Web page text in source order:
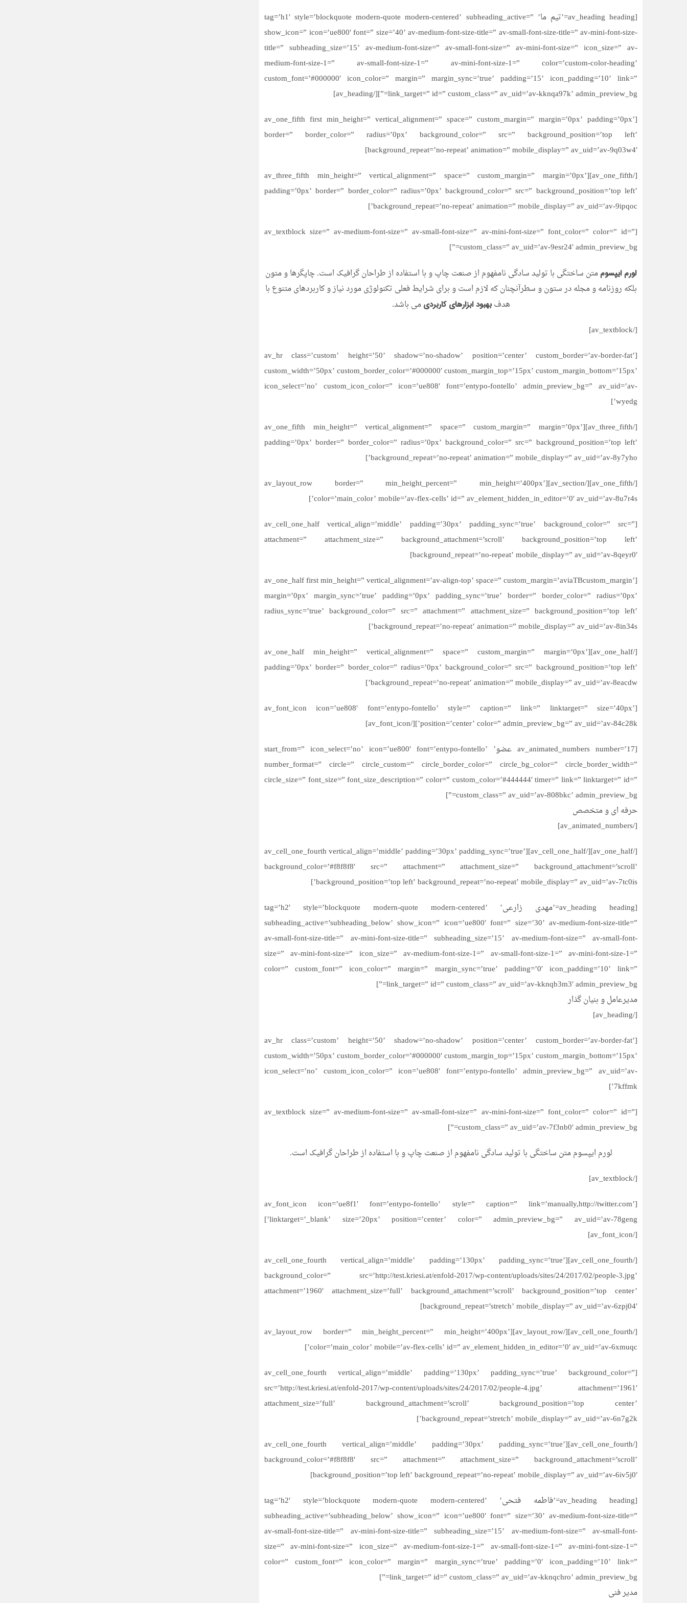
[av_heading heading=’تیم ما’ tag=’h1′ style=’blockquote modern-quote modern-centered’ subheading_active=”
show_icon=” icon=’ue800′ font=” size=’40’ av-medium-font-size-title=” av-small-font-size-title=” av-mini-font-size-
title=” subheading_size=’15’ av-medium-font-size=” av-small-font-size=” av-mini-font-size=” icon_size=” av-
medium-font-size-1=” av-small-font-size-1=” av-mini-font-size-1=” color=’custom-color-heading’
custom_font=’#000000′ icon_color=” margin=” margin_sync=’true’ padding=’15’ icon_padding=’10’ link=”
link_target=” id=” custom_class=” av_uid=’av-kknqa97k’ admin_preview_bg=”][/av_heading]
[av_one_fifth first min_height=” vertical_alignment=” space=” custom_margin=” margin=’0px’ padding=’0px’
border=” border_color=” radius=’0px’ background_color=” src=” background_position=’top left’
background_repeat=’no-repeat’ animation=” mobile_display=” av_uid=’av-9q03w4′]
[/av_one_fifth][av_three_fifth min_height=” vertical_alignment=” space=” custom_margin=” margin=’0px’
padding=’0px’ border=” border_color=” radius=’0px’ background_color=” src=” background_position=’top left’
background_repeat=’no-repeat’ animation=” mobile_display=” av_uid=’av-9ipqoc’]
[av_textblock size=” av-medium-font-size=” av-small-font-size=” av-mini-font-size=” font_color=” color=” id=”
custom_class=” av_uid=’av-9esr24′ admin_preview_bg=”]
لورم ایپسوم متن ساختگی با تولید سادگی نامفهوم از صنعت چاپ و با استفاده از طراحان گرافیک است. چاپگرها و متون
بلکه روزنامه و مجله در ستون و سطرآنچنان که لازم است و برای شرایط فعلی تکنولوژی مورد نیاز و کاربردهای متنوع با
هدفبهبود ابزارهای کاربردی می باشد.
[/av_textblock]
[av_hr class=’custom’ height=’50’ shadow=’no-shadow’ position=’center’ custom_border=’av-border-fat’
custom_width=’50px’ custom_border_color=’#000000′ custom_margin_top=’15px’ custom_margin_bottom=’15px’
icon_select=’no’ custom_icon_color=” icon=’ue808′ font=’entypo-fontello’ admin_preview_bg=” av_uid=’av-
wyedg’]
[/av_three_fifth][av_one_fifth min_height=” vertical_alignment=” space=” custom_margin=” margin=’0px’
padding=’0px’ border=” border_color=” radius=’0px’ background_color=” src=” background_position=’top left’
background_repeat=’no-repeat’ animation=” mobile_display=” av_uid=’av-8y7yho’]
[/av_one_fifth][/av_section][av_layout_row border=” min_height_percent=” min_height=’400px’
color=’main_color’ mobile=’av-flex-cells’ id=” av_element_hidden_in_editor=’0′ av_uid=’av-8u7r4s’]
[av_cell_one_half vertical_align=’middle’ padding=’30px’ padding_sync=’true’ background_color=” src=”
attachment=” attachment_size=” background_attachment=’scroll’ background_position=’top left’
background_repeat=’no-repeat’ mobile_display=” av_uid=’av-8qeyr0′]
[av_one_half first min_height=” vertical_alignment=’av-align-top’ space=” custom_margin=’aviaTBcustom_margin’
margin=’0px’ margin_sync=’true’ padding=’0px’ padding_sync=’true’ border=” border_color=” radius=’0px’
radius_sync=’true’ background_color=” src=” attachment=” attachment_size=” background_position=’top left’
background_repeat=’no-repeat’ animation=” mobile_display=” av_uid=’av-8in34s’]
[/av_one_half][av_one_half min_height=” vertical_alignment=” space=” custom_margin=” margin=’0px’
padding=’0px’ border=” border_color=” radius=’0px’ background_color=” src=” background_position=’top left’
background_repeat=’no-repeat’ animation=” mobile_display=” av_uid=’av-8eacdw’]
[av_font_icon icon=’ue808′ font=’entypo-fontello’ style=” caption=” link=” linktarget=” size=’40px’
position=’center’ color=” admin_preview_bg=” av_uid=’av-84c28k’][/av_font_icon]
[av_animated_numbers number=’17 عضو’ start_from=” icon_select=’no’ icon=’ue800′ font=’entypo-fontello’
number_format=” circle=” circle_custom=” circle_border_color=” circle_bg_color=” circle_border_width=”
circle_size=” font_size=” font_size_description=” color=” custom_color=’#444444′ timer=” link=” linktarget=” id=”
custom_class=” av_uid=’av-808bkc’ admin_preview_bg=”]
حرفه ای و متخصص
[/av_animated_numbers]
[/av_one_half][/av_cell_one_half][av_cell_one_fourth vertical_align=’middle’ padding=’30px’ padding_sync=’true’
background_color=’#f8f8f8′ src=” attachment=” attachment_size=” background_attachment=’scroll’
background_position=’top left’ background_repeat=’no-repeat’ mobile_display=” av_uid=’av-7tc0is’]
[av_heading heading=’مهدی زارعی’ tag=’h2′ style=’blockquote modern-quote modern-centered’
subheading_active=’subheading_below’ show_icon=” icon=’ue800′ font=” size=’30’ av-medium-font-size-title=”
av-small-font-size-title=” av-mini-font-size-title=” subheading_size=’15’ av-medium-font-size=” av-small-font-
size=” av-mini-font-size=” icon_size=” av-medium-font-size-1=” av-small-font-size-1=” av-mini-font-size-1=”
color=” custom_font=” icon_color=” margin=” margin_sync=’true’ padding=’0′ icon_padding=’10’ link=”
link_target=” id=” custom_class=” av_uid=’av-kknqb3m3′ admin_preview_bg=”]
مدیرعامل و بنیان گذار
[/av_heading]
[av_hr class=’custom’ height=’50’ shadow=’no-shadow’ position=’center’ custom_border=’av-border-fat’
custom_width=’50px’ custom_border_color=’#000000′ custom_margin_top=’15px’ custom_margin_bottom=’15px’
icon_select=’no’ custom_icon_color=” icon=’ue808′ font=’entypo-fontello’ admin_preview_bg=” av_uid=’av-
7kffmk’]
[av_textblock size=” av-medium-font-size=” av-small-font-size=” av-mini-font-size=” font_color=” color=” id=”
custom_class=” av_uid=’av-7f3nb0′ admin_preview_bg=”]
لورم ایپسوم متن ساختگی با تولید سادگی نامفهوم از صنعت چاپ و با استفاده از طراحان گرافیک است.
[/av_textblock]
[av_font_icon icon=’ue8f1′ font=’entypo-fontello’ style=” caption=” link=’manually,http://twitter.com’
linktarget=’_blank’ size=’20px’ position=’center’ color=” admin_preview_bg=” av_uid=’av-78geng’]
[/av_font_icon]
[/av_cell_one_fourth][av_cell_one_fourth vertical_align=’middle’ padding=’130px’ padding_sync=’true’
background_color=” src=’http://test.kriesi.at/enfold-2017/wp-content/uploads/sites/24/2017/02/people-3.jpg’
attachment=’1960′ attachment_size=’full’ background_attachment=’scroll’ background_position=’top center’
background_repeat=’stretch’ mobile_display=” av_uid=’av-6zpj04′]
[/av_cell_one_fourth][/av_layout_row][av_layout_row border=” min_height_percent=” min_height=’400px’
color=’main_color’ mobile=’av-flex-cells’ id=” av_element_hidden_in_editor=’0′ av_uid=’av-6xmuqc’]
[av_cell_one_fourth vertical_align=’middle’ padding=’130px’ padding_sync=’true’ background_color=”
src=’http://test.kriesi.at/enfold-2017/wp-content/uploads/sites/24/2017/02/people-4.jpg’ attachment=’1961′
attachment_size=’full’ background_attachment=’scroll’ background_position=’top center’
background_repeat=’stretch’ mobile_display=” av_uid=’av-6n7g2k’]
[/av_cell_one_fourth][av_cell_one_fourth vertical_align=’middle’ padding=’30px’ padding_sync=’true’
background_color=’#f8f8f8′ src=” attachment=” attachment_size=” background_attachment=’scroll’
background_position=’top left’ background_repeat=’no-repeat’ mobile_display=” av_uid=’av-6iv5j0′]
[av_heading heading=’فاطمه فتحی’ tag=’h2′ style=’blockquote modern-quote modern-centered’
subheading_active=’subheading_below’ show_icon=” icon=’ue800′ font=” size=’30’ av-medium-font-size-title=”
av-small-font-size-title=” av-mini-font-size-title=” subheading_size=’15’ av-medium-font-size=” av-small-font-
size=” av-mini-font-size=” icon_size=” av-medium-font-size-1=” av-small-font-size-1=” av-mini-font-size-1=”
color=” custom_font=” icon_color=” margin=” margin_sync=’true’ padding=’0′ icon_padding=’10’ link=”
link_target=” id=” custom_class=” av_uid=’av-kknqchro’ admin_preview_bg=”]
مدیر فنی